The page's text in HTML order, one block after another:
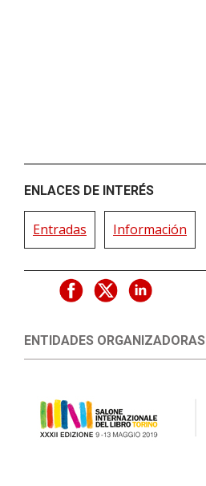
ENLACES DE INTERÉS
Entradas Información
ENTIDADES ORGANIZADORAS